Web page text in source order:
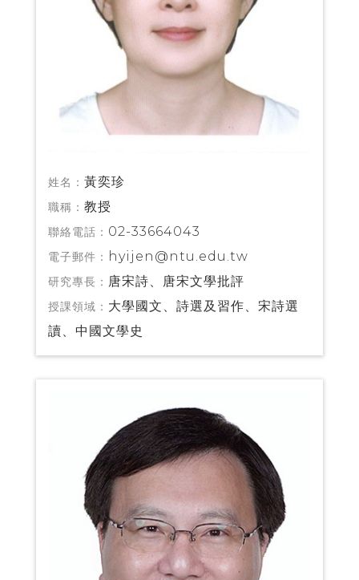
姓名： 黃奕珍
職稱： 教授
聯絡電話： 02-33664043
電子郵件： hyijen@ntu.edu.tw
研究專長： 唐宋詩、唐宋文學批評
授課領域： 大學國文、詩選及習作、宋詩選
讀、中國文學史